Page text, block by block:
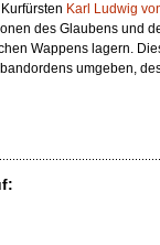
Karl Ludwig
des Glaubens und
Wappens lagern.
umgeben,